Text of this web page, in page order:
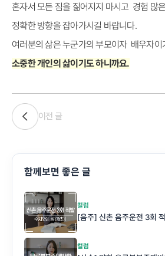
혼자서 모든 짐을 짊어지지 마시고 경험 많
정확한 방향을 잡아가시길 바랍니다.
여러분의 삶은 누군가의 부모이자 배우자이
소중한 개인의 삶이기도 하니까요.
이전 글
함께보면 좋은 글
컬럼
[음주] 신촌 음주운전 3회
컬럼